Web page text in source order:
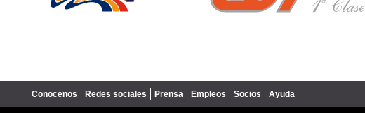
Conocenos Redes sociales Prensa Empleos Socios Ayuda